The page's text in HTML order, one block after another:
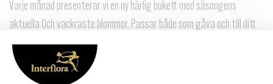
Varje månad presenterar vi en ny härlig bukett med säsongens
aktuella 0ch vackraste blommor. Passar både som gåva och till ditt
hem